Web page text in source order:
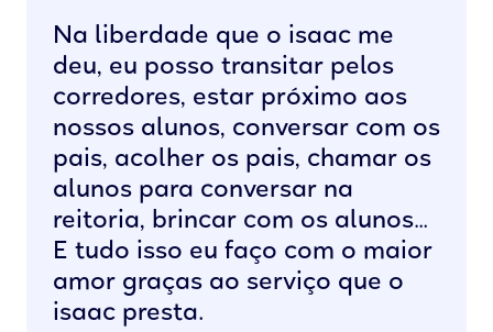
Na liberdade que o isaac me
deu, eu posso transitar pelos
corredores, estar próximo aos
nossos alunos, conversar com os
pais, acolher os pais, chamar os
alunos para conversar na
reitoria, brincar com os alunos…
E tudo isso eu faço com o maior
amor graças ao serviço que o
isaac presta.